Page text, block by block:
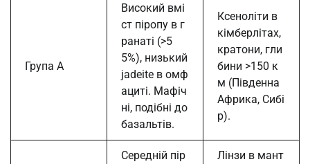
Група A
Високий вмі
ст піропу в г
ранаті (>5
5%), низький
jadeite в омф
ациті. Мафіч
ні, подібні до
базальтів.
Ксеноліти в
кімберлітах,
кратони, гли
бини >150 к
м (Південна
Африка, Сибі
р).
Середній пір
Лінзи в мант